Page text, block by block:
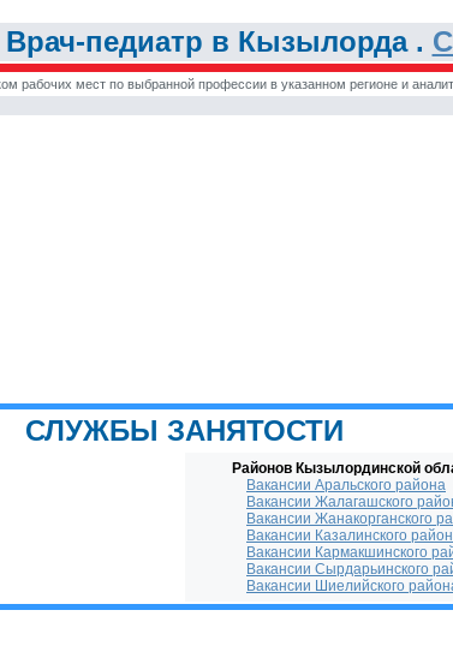
Врач-педиатр в Кызылорда .
рабочих мест по выбранной профессии в указанном регионе и
СЛУЖБЫ ЗАНЯТОСТИ
Районов Кызылординской
Вакансии Аральского района
Вакансии Жалагашского
Вакансии Жанакорганского
Вакансии Казалинского
Вакансии Кармакшинского
Вакансии Сырдарьинского
Вакансии Шиелийского